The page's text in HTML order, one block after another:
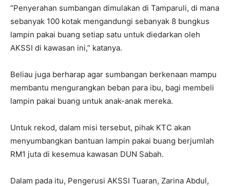
“Penyerahan sumbangan dimulakan di Tamparuli, di mana
sebanyak 100 kotak mengandungi sebanyak 8 bungkus
lampin pakai buang setiap satu untuk diedarkan oleh
AKSSI di kawasan ini,” katanya.
Beliau juga berharap agar sumbangan berkenaan mampu
membantu mengurangkan beban para ibu, bagi membeli
lampin pakai buang untuk anak-anak mereka.
Untuk rekod, dalam misi tersebut, pihak KTC akan
menyumbangkan bantuan lampin pakai buang berjumlah
RM1 juta di kesemua kawasan DUN Sabah.
Dalam pada itu, Pengerusi AKSSI Tuaran, Zarina Abdul,